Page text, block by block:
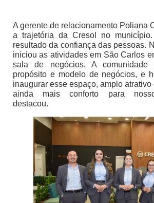
A gerente de relacionamento Poliana
a trajetória da Cresol no
resultado da confiança das pessoas.
iniciou as atividades em São Carlos
sala de negócios. A comunidade
propósito e modelo de negócios, e
inaugurar esse espaço, amplo
ainda mais conforto para
destacou.